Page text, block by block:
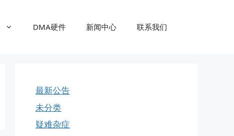
DMA硬件 新闻中心 联系我们
最新公告
未分类
疑难杂症